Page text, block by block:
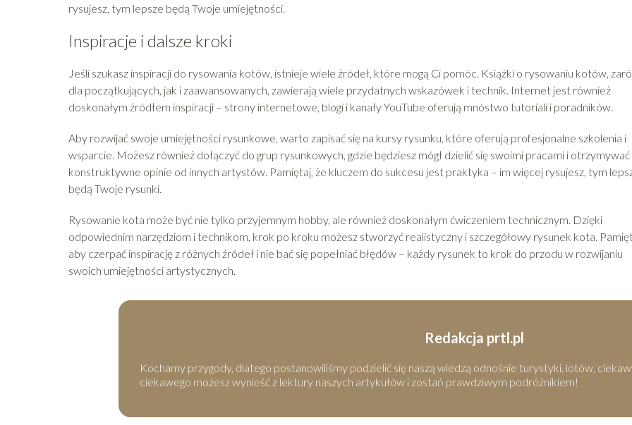
rysujesz, tym lepsze będą Twoje umiejętności.
Inspiracje i dalsze kroki
Jeśli szukasz inspiracji do rysowania kotów, istnieje wiele źródeł, które mogą Ci pomóc. Książki o rysowaniu kotów,
dla początkujących, jak i zaawansowanych, zawierają wiele przydatnych wskazówek i technik. Internet jest również
doskonałym źródłem inspiracji – strony internetowe, blogi i kanały YouTube oferują mnóstwo tutoriali i poradników.
Aby rozwijać swoje umiejętności rysunkowe, warto zapisać się na kursy rysunku, które oferują profesjonalne szkolenia i
wsparcie. Możesz również dołączyć do grup rysunkowych, gdzie będziesz mógł dzielić się swoimi pracami i otrzymywać
konstruktywne opinie od innych artystów. Pamiętaj, że kluczem do sukcesu jest praktyka – im więcej rysujesz, tym
będą Twoje rysunki.
Rysowanie kota może być nie tylko przyjemnym hobby, ale również doskonałym ćwiczeniem technicznym. Dzięki
odpowiednim narzędziom i technikom, krok po kroku możesz stworzyć realistyczny i szczegółowy rysunek kota.
aby czerpać inspirację z różnych źródeł i nie bać się popełniać błędów – każdy rysunek to krok do przodu w rozwijaniu
swoich umiejętności artystycznych.
Redakcja prtl.pl
Kochamy przygody, dlatego postanowiliśmy podzielić się naszą wiedzą odnośnie turystyki, lotów,
ciekawego możesz wynieść z lektury naszych artykułów i zostań prawdziwym podróżnikiem!